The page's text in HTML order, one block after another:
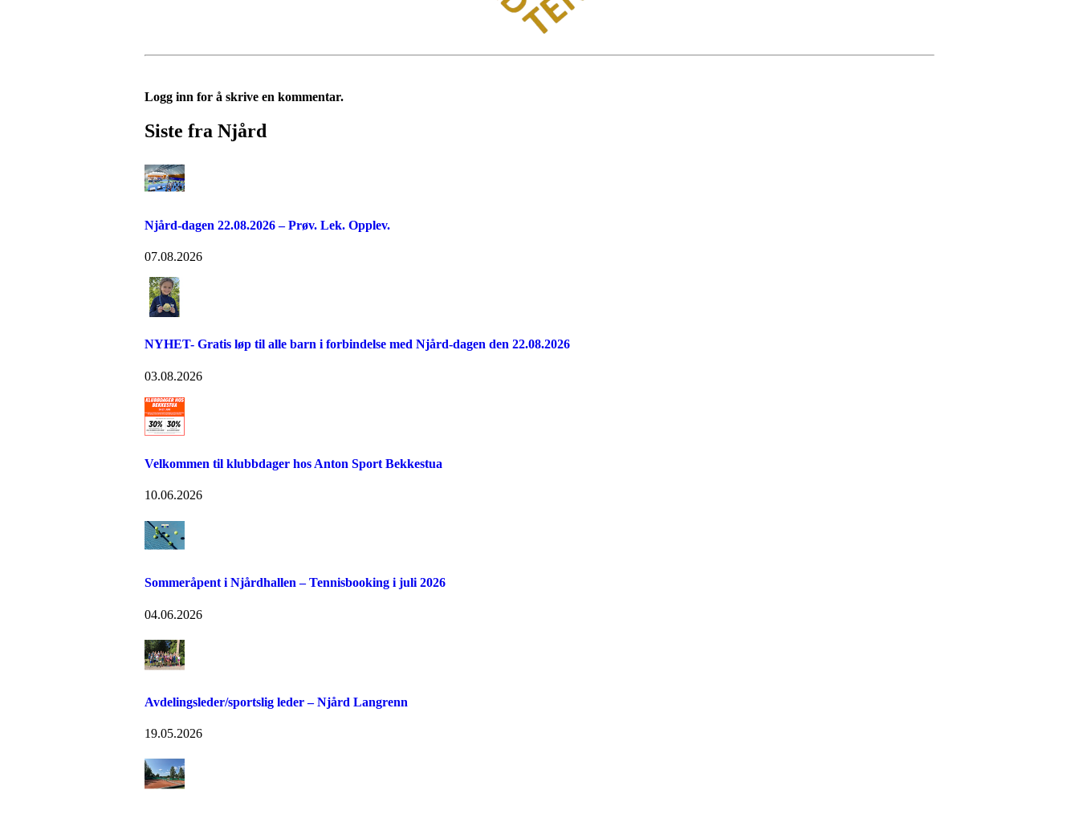
Logg inn for å skrive en kommentar.
Siste fra Njård
Njård-dagen 22.08.2026 – Prøv. Lek. Opplev.
07.08.2026
NYHET- Gratis løp til alle barn i forbindelse med Njård-dagen den 22.08.2026
03.08.2026
Velkommen til klubbdager hos Anton Sport Bekkestua
10.06.2026
Sommeråpent i Njårdhallen – Tennisbooking i juli 2026
04.06.2026
Avdelingsleder/sportslig leder – Njård Langrenn
19.05.2026